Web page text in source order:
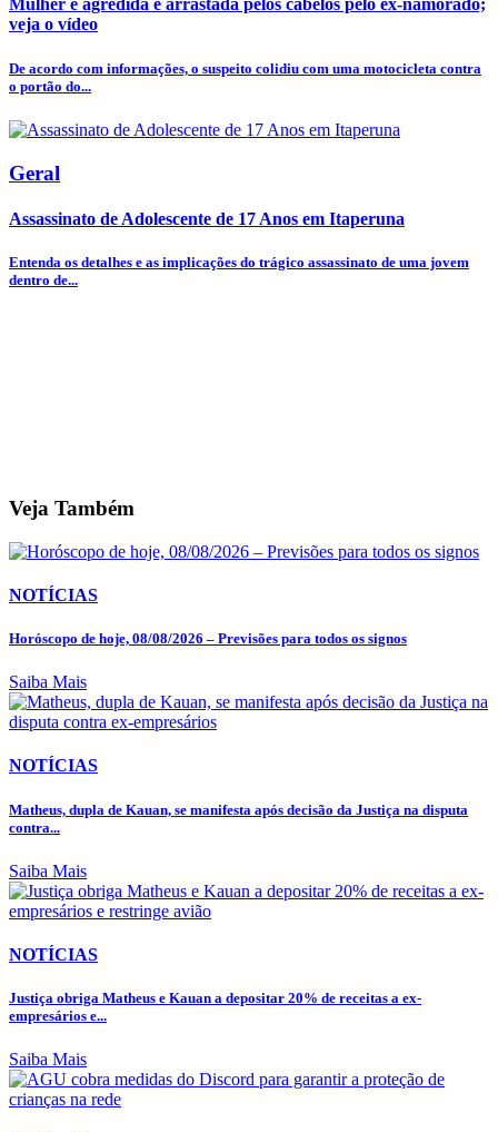
Mulher é agredida e arrastada pelos cabelos pelo ex-namorado;
veja o vídeo
De acordo com informações, o suspeito colidiu com uma motocicleta contra
o portão do...
Geral
Assassinato de Adolescente de 17 Anos em Itaperuna
Entenda os detalhes e as implicações do trágico assassinato de uma jovem
dentro de...
Veja Também
NOTÍCIAS
Horóscopo de hoje, 08/08/2026 – Previsões para todos os signos
Saiba Mais
NOTÍCIAS
Matheus, dupla de Kauan, se manifesta após decisão da Justiça na disputa
contra...
Saiba Mais
NOTÍCIAS
Justiça obriga Matheus e Kauan a depositar 20% de receitas a ex-
empresários e...
Saiba Mais